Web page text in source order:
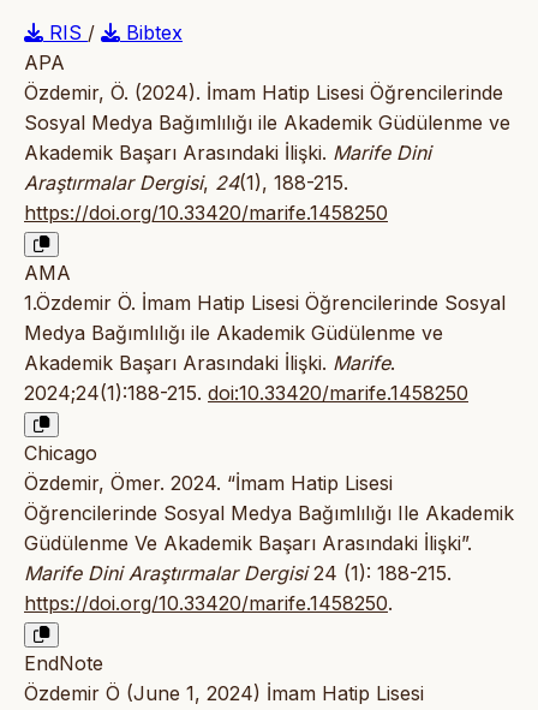
RIS /
Bibtex
APA
Özdemir, Ö. (2024). İmam Hatip Lisesi Öğrencilerinde
Sosyal Medya Bağımlılığı ile Akademik Güdülenme ve
Akademik Başarı Arasındaki İlişki. Marife Dini
Araştırmalar Dergisi, 24(1), 188-215.
https://doi.org/10.33420/marife.1458250
AMA
1.Özdemir Ö. İmam Hatip Lisesi Öğrencilerinde Sosyal
Medya Bağımlılığı ile Akademik Güdülenme ve
Akademik Başarı Arasındaki İlişki. Marife.
2024;24(1):188-215. doi:10.33420/marife.1458250
Chicago
Özdemir, Ömer. 2024. “İmam Hatip Lisesi
Öğrencilerinde Sosyal Medya Bağımlılığı Ile Akademik
Güdülenme Ve Akademik Başarı Arasındaki İlişki”.
Marife Dini Araştırmalar Dergisi24 (1): 188-215.
https://doi.org/10.33420/marife.1458250.
EndNote
Özdemir Ö (June 1, 2024) İmam Hatip Lisesi